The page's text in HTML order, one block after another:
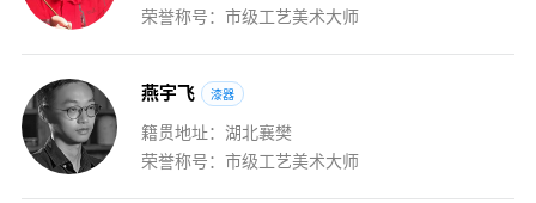
荣誉称号：市级工艺美术大师
燕宇飞 漆器
籍贯地址：湖北襄樊
荣誉称号：市级工艺美术大师